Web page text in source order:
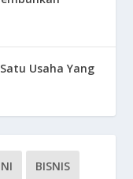
Usaha Yang
BISNIS